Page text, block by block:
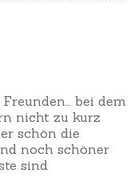
bei dem
nicht zu kurz
schön die
noch schöner
sind